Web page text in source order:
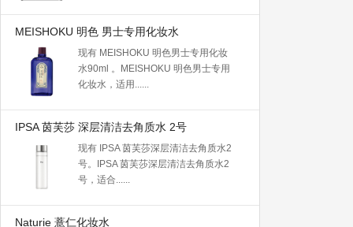
MEISHOKU 明色 男士专用化妆水
现有 MEISHOKU 明色男士专用化妆
水90ml 。MEISHOKU 明色男士专用
化妆水，适用......
IPSA 茵芙莎 深层清洁去角质水 2号
现有 IPSA 茵芙莎深层清洁去角质水2
号。IPSA 茵芙莎深层清洁去角质水2
号，适合......
Naturie 薏仁化妆水